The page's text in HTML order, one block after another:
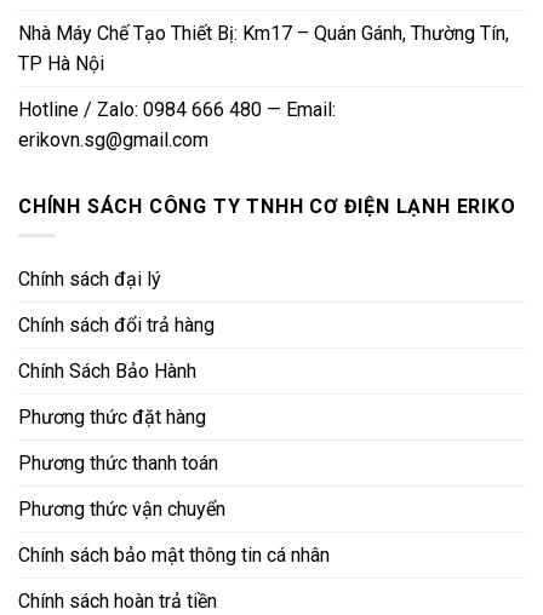
Nhà Máy Chế Tạo Thiết Bị: Km17 – Quán Gánh, Thường Tín,
TP Hà Nội
Hotline / Zalo: 0984 666 480 — Email:
erikovn.sg@gmail.com
CHÍNH SÁCH CÔNG TY TNHH CƠ ĐIỆN LẠNH ERIKO
Chính sách đại lý
Chính sách đổi trả hàng
Chính Sách Bảo Hành
Phương thức đặt hàng
Phương thức thanh toán
Phương thức vận chuyển
Chính sách bảo mật thông tin cá nhân
Chính sách hoàn trả tiền